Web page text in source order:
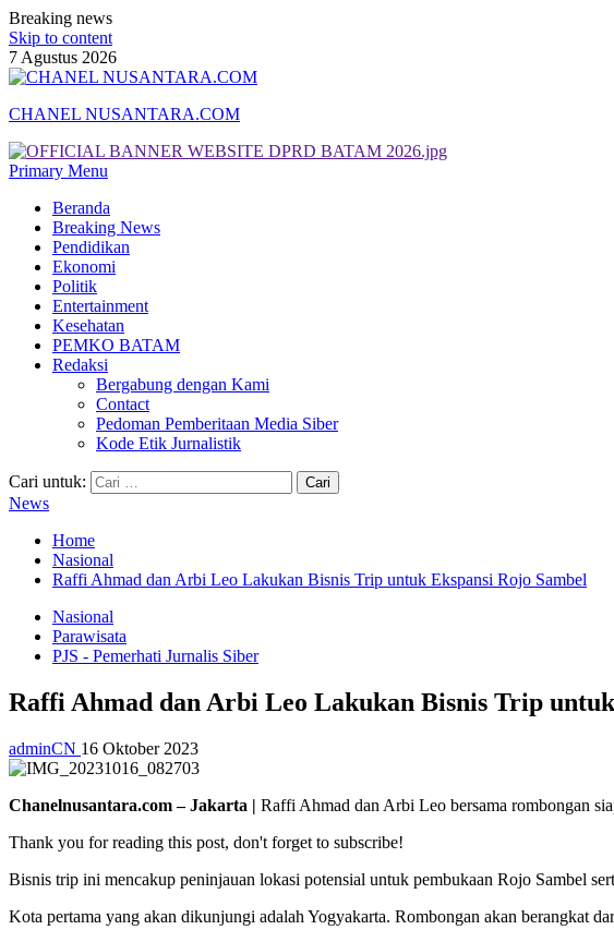
Breaking news
Skip to content
7 Agustus 2026
CHANEL NUSANTARA.COM
Primary Menu
Beranda
Breaking News
Pendidikan
Ekonomi
Politik
Entertainment
Kesehatan
PEMKO BATAM
Redaksi
Bergabung dengan Kami
Contact
Pedoman Pemberitaan Media Siber
Kode Etik Jurnalistik
Cari untuk:
News
Home
Nasional
Raffi Ahmad dan Arbi Leo Lakukan Bisnis Trip untuk Ekspansi Rojo Sambel
Nasional
Parawisata
PJS - Pemerhati Jurnalis Siber
Raffi Ahmad dan Arbi Leo Lakukan Bisnis Trip
adminCN 16 Oktober 2023
Chanelnusantara.com – Jakarta | Raffi Ahmad dan Arbi Leo bersama rombongan
Thank you for reading this post, don't forget to subscribe!
Bisnis trip ini mencakup peninjauan lokasi potensial untuk pembukaan Rojo Sambel
Kota pertama yang akan dikunjungi adalah Yogyakarta. Rombongan akan berangkat